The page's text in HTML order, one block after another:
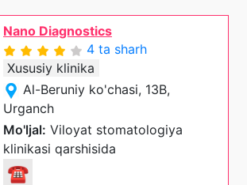
Nano Diagnostics
4 ta sharh
Xususiy klinika
Al-Beruniy ko'chasi, 13B,
Urganch
Mo'ljal: Viloyat stomatologiya
klinikasi qarshisida
☎